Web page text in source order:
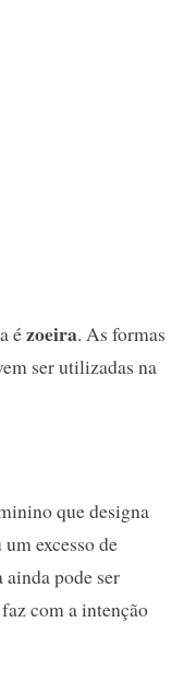
ézoeira. As formas
ser utilizadas na
que designa
excesso de
pode ser
com a intenção